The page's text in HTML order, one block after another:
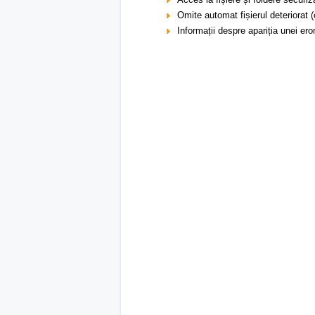
Omite automat fișierul deteriorat
Informații despre apariția unei